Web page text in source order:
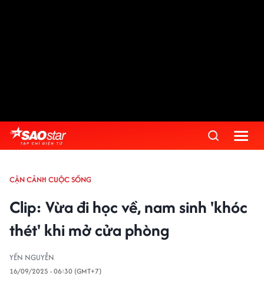
CẬN CẢNH CUỘC SỐNG
Clip: Vừa đi học về, nam sinh 'khóc
thét' khi mở cửa phòng
YẾN NGUYỄN
16/09/2025 - 06:30 (GMT+7)